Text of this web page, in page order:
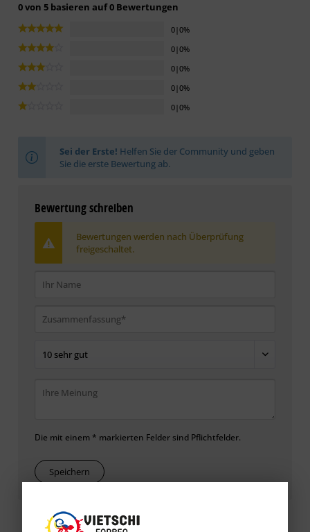
0 von 5 basieren auf 0 Bewertungen
0|0%
0|0%
0|0%
0|0%
0|0%
Sei der Erste! Helfen Sie der Community und geben
Sie die erste Bewertung ab.
Bewertung schreiben
Bewertungen werden nach Überprüfung
freigeschaltet.
Die mit einem * markierten Felder sind Pflichtfelder.
Speichern